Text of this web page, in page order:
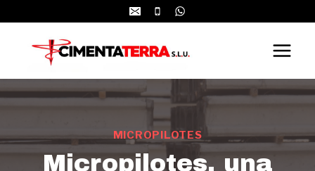
al
contenido
MICROPILOTES
Micropilotes, una